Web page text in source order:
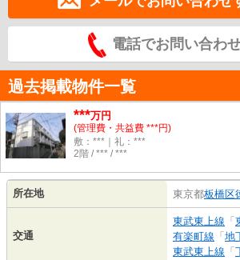
電話でお問い合わ
過去掲載物件一覧
***万円
(管理費・共益費 ***円)
敷：***｜礼：***
2階 / *** / ***
所在地 東京都板橋区
交通
東武東上線 「
有楽町線 「 地
東武東上線 「